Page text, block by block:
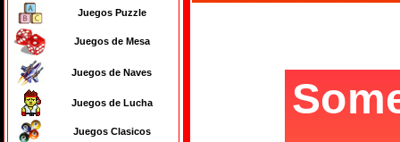
Juegos Puzzle
Juegos de Mesa
Juegos de Naves
Juegos de Lucha
Juegos Clasicos